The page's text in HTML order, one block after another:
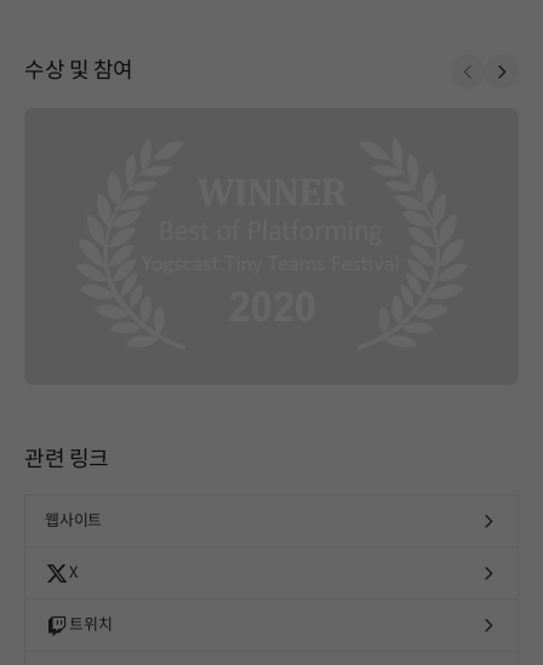
수상 및 참여 Prev Next
관련 링크
웹사이트
X
트위치